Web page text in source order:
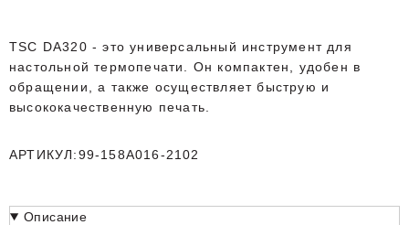
TSC DA320 - это универсальный инструмент для
настольной термопечати. Он компактен, удобен в
обращении, а также осуществляет быструю и
высококачественную печать.
АРТИКУЛ:99-158A016-2102
Описание